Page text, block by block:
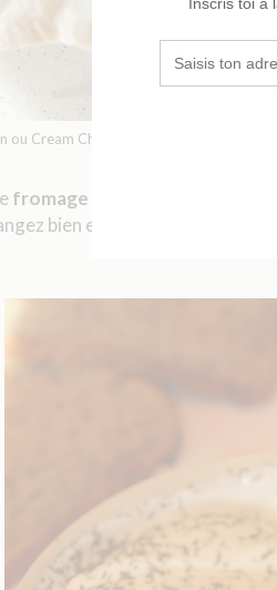
ou Cream Cheese
fromage frais vegan
et
bien et savourez. Ce